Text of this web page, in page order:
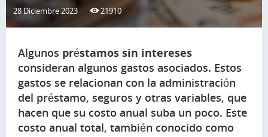
28 Diciembre 2023 21910
Algunos préstamos sin intereses
consideran algunos gastos asociados. Estos
gastos se relacionan con la administración
del préstamo, seguros y otras variables, que
hacen que su costo anual suba un poco. Este
costo anual total, también conocido como